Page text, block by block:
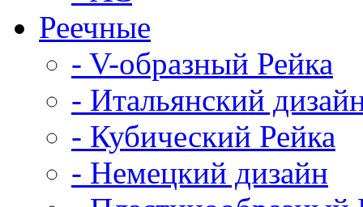
Реечные
- V-образный Рейка
- Итальянский
- Кубический Рейка
- Немецкий дизайн